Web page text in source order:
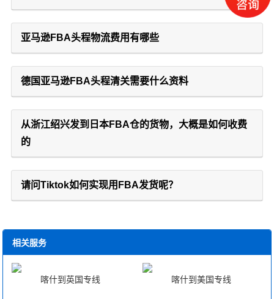
亚马逊FBA头程物流费用有哪些
德国亚马逊FBA头程清关需要什么资料
从浙江绍兴发到日本FBA仓的货物，大概是如何收费
的
请问Tiktok如何实现用FBA发货呢？
相关服务
喀什到英国专线 喀什到美国专线